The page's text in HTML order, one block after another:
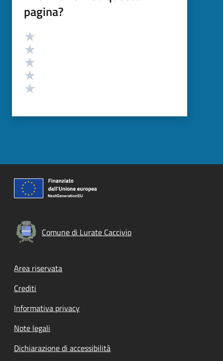
pagina?
Valutazione
Comune di Lurate Caccivio
Footer menu
Area riservata
Crediti
Informativa privacy
Note legali
Dichiarazione di accessibilità